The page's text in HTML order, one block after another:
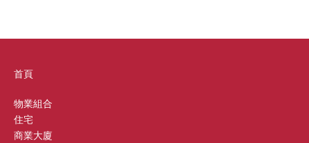
首頁
物業組合
住宅
商業大廈